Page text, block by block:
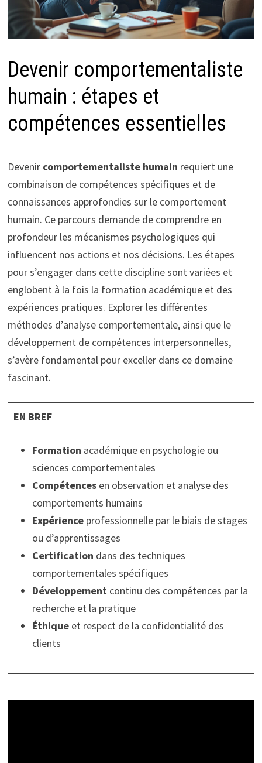
Devenir comportementaliste
humain : étapes et
compétences essentielles
Devenir comportementaliste humain requiert une
combinaison de compétences spécifiques et de
connaissances approfondies sur le comportement
humain. Ce parcours demande de comprendre en
profondeur les mécanismes psychologiques qui
influencent nos actions et nos décisions. Les étapes
pour s’engager dans cette discipline sont variées et
englobent à la fois la formation académique et des
expériences pratiques. Explorer les différentes
méthodes d’analyse comportementale, ainsi que le
développement de compétences interpersonnelles,
s’avère fondamental pour exceller dans ce domaine
fascinant.
EN BREF
Formation académique en psychologie ou
sciences comportementales
Compétencesen observation et analyse des
comportements humains
Expérienceprofessionnelle par le biais de stages
ou d’apprentissages
Certification dans des techniques
comportementales spécifiques
Développementcontinu des compétences par la
recherche et la pratique
Éthiqueet respect de la confidentialité des
clients